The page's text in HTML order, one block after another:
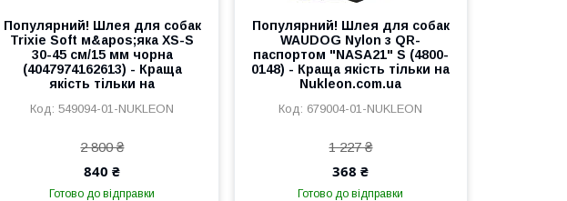
Популярний! Шлея для собак
Trixie Soft м&apos;яка XS-S
30-45 см/15 мм чорна
(4047974162613) - Краща
якість тільки на
549094-01-NUKLEON
2 800 ₴
840 ₴
Готово до відправки
Популярний! Шлея для собак
WAUDOG Nylon з QR-
паспортом "NASA21" S (4800-
0148) - Краща якість тільки на
Nukleon.com.ua
679004-01-NUKLEON
1 227 ₴
368 ₴
Готово до відправки